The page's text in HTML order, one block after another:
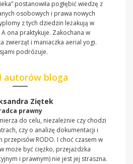
postanowiła pogłębić wiedzę z
osobowych i prawa nowych
z tych dziedzin leżakują w
ona praktykuje. Zakochana w
zwierząt i maniaczka aerial yogi.
podróżuje.
autorów bloga
Ziętek
prawny
do celu, niezależnie czy chodzi
czy o analizę dokumentacji i
RODO. I choć czasem w
może być ciężko, przejażdżka
i prawnym) nie jest jej straszna.